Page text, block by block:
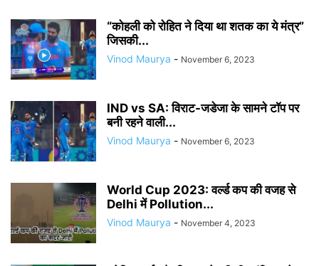
“कोहली को रोहित ने दिया था शतक का ये मंत्र”
जिसकी...
Vinod Maurya - November 6, 2023
IND vs SA: विराट-जडेजा के सामने टॉप पर
बनी रहने वाली...
Vinod Maurya - November 6, 2023
World Cup 2023: वर्ल्ड कप की वजह से
Delhi में Pollution...
Vinod Maurya - November 4, 2023